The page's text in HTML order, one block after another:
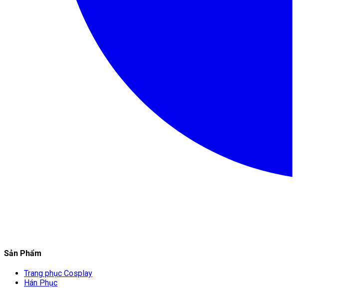
Sản Phẩm
Trang phục Cosplay
Hán Phục